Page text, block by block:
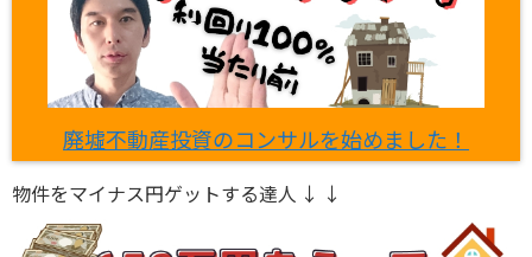
廃墟不動産投資のコンサルを始めました！
物件をマイナス円ゲットする達人 ↓ ↓